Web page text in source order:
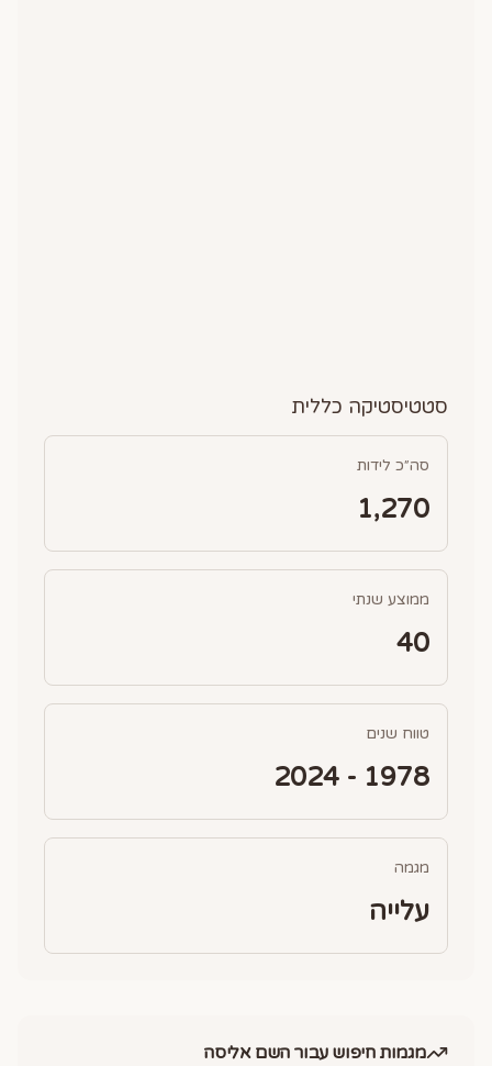
סטטיסטיקה כללית
סה״כ לידות
1,270
ממוצע שנתי
40
טווח שנים
1978 - 2024
מגמה
עלייה
מגמות חיפוש עבור השםאליסה